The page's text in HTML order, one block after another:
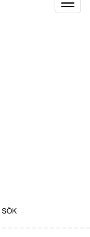
Toggle
SÖK